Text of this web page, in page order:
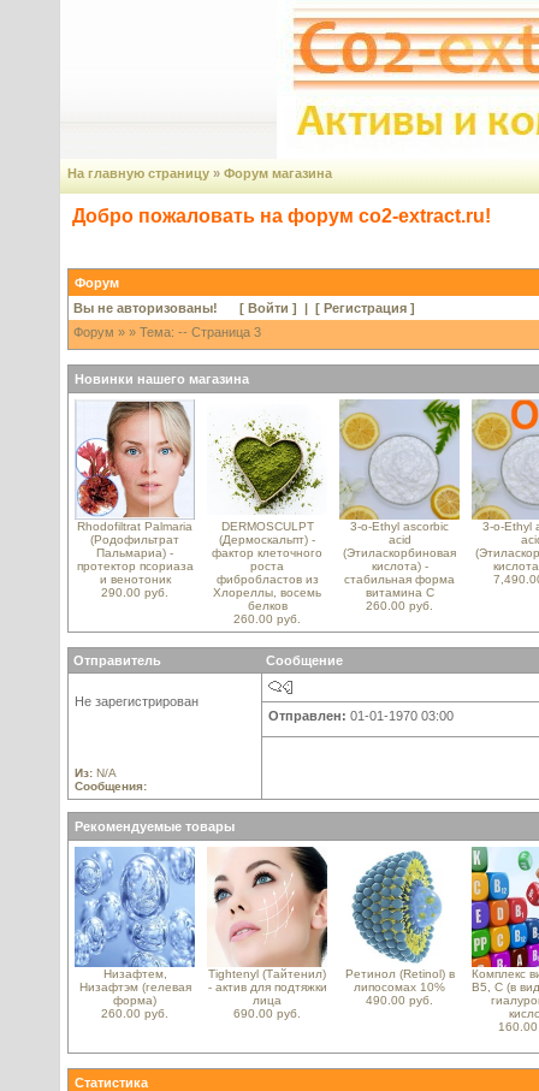
На главную страницу » Форум магазина
Добро пожаловать на форум co2-extract.ru!
Форум
Вы не авторизованы! [ Войти ] | [ Регистрация ]
Форум » » Тема: -- Страница 3
Новинки нашего магазина
Rhodofiltrat Palmaria
(Родофильтрат
Пальмариа) -
протектор псориаза
и венотоник
290.00 руб.
DERMOSCULPT
(Дермоскальпт) -
фактор клеточного
роста
фибробластов из
Хлореллы, восемь
белков
260.00 руб.
3-o-Ethyl ascorbic
acid
(Этиласкорбиновая
кислота) -
стабильная форма
витамина С
260.00 руб.
3-o-Ethyl
Отправитель Сообщение
Не зарегистрирован
Из: N/A
Сообщения:
Отправлен: 01-01-1970 03:00
Рекомендуемые товары
Низафтем,
Низафтэм (гелевая
форма)
260.00 руб.
Tightenyl (Тайтенил)
- актив для подтяжки
лица
690.00 руб.
Ретинол (Retinol) в
липосомах 10%
490.00 руб.
Комплекс
B5, С (в
Статистика